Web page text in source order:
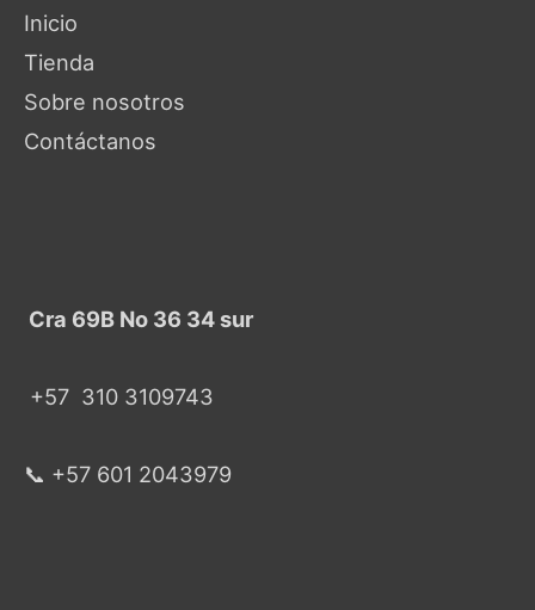
Inicio
Tienda
Sobre nosotros
Contáctanos
Cra 69B No 36 34 sur
+57 310 3109743
📞 +57 601 2043979